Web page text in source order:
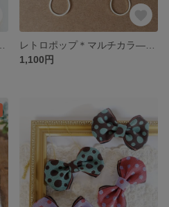
1,100円